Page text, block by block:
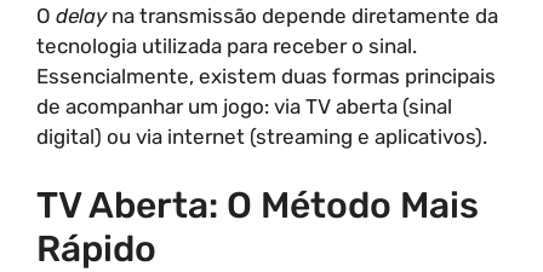
O delayna transmissão depende diretamente da
tecnologia utilizada para receber o sinal.
Essencialmente, existem duas formas principais
de acompanhar um jogo: via TV aberta (sinal
digital) ou via internet (streaming e aplicativos).
TV Aberta: O Método Mais
Rápido